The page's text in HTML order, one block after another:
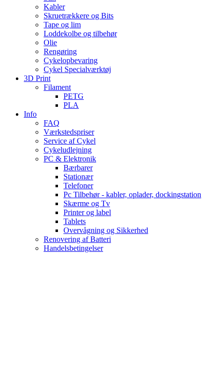
Kabler
Skruetrækkere og Bits
Tape og lim
Loddekolbe og tilbehør
Olie
Rengøring
Cykelopbevaring
Cykel Specialværktøj
3D Print
Filament
PETG
PLA
Info
FAQ
Værkstedspriser
Service af Cykel
Cykeludlejning
PC & Elektronik
Bærbarer
Stationær
Telefoner
Pc Tilbehør - kabler, oplader, dockingstation
Skærme og Tv
Printer og label
Tablets
Overvågning og Sikkerhed
Renovering af Batteri
Handelsbetingelser